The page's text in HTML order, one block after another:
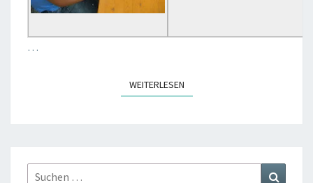
…
WEITERLESENWEITERLESEN
Suchen